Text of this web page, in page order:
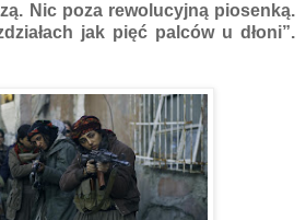
Nic poza rewolucyjną piosenką.
jak pięć palców u dłoni”.